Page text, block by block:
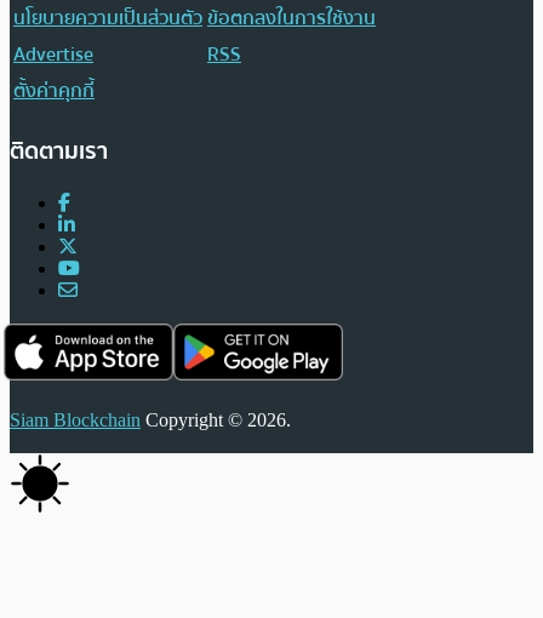
นโยบายความเป็นส่วนตัวข้อตกลงในการใช้งาน
Advertise
RSS
ตั้งค่าคุกกี้
ติดตามเรา
Siam Blockchain Copyright © 2026.